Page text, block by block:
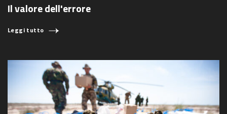
Il valore dell'errore
Leggi tutto